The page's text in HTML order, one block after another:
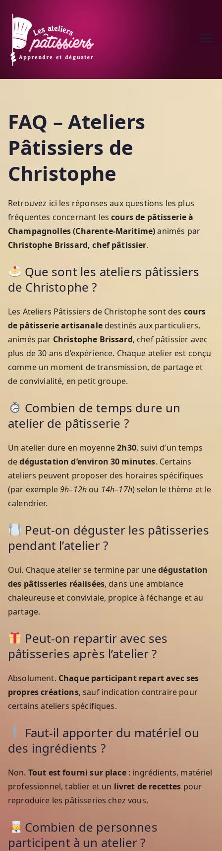
contenu
Les ateliers pâtissiers de
FAQ – Ateliers
Pâtissiers de
Christophe
Retrouvez ici les réponses aux questions les plus
fréquentes concernant lescours de pâtisserie à
Champagnolles (Charente-Maritime)animés par
Christophe Brissard, chef pâtissier.
Que sont les ateliers pâtissiers
de Christophe ?
Les Ateliers Pâtissiers de Christophe sont des cours
de pâtisserie artisanaledestinés aux particuliers,
animés par Christophe Brissard, chef pâtissier avec
plus de 30 ans d’expérience. Chaque atelier est conçu
comme un moment de transmission, de partage et
de convivialité, en petit groupe.
Combien de temps dure un
atelier de pâtisserie ?
Un atelier dure en moyenne2h30, suivi d’un temps
dedégustation d’environ 30 minutes. Certains
ateliers peuvent proposer des horaires spécifiques
(par exemple9h–12h ou 14h–17h) selon le thème et le
calendrier.
Peut-on déguster les pâtisseries
pendant l’atelier ?
Oui. Chaque atelier se termine par unedégustation
des pâtisseries réalisées, dans une ambiance
chaleureuse et conviviale, propice à l’échange et au
partage.
Peut-on repartir avec ses
pâtisseries après l’atelier ?
Absolument. Chaque participant repart avec ses
propres créations, sauf indication contraire pour
certains ateliers spécifiques.
Faut-il apporter du matériel ou
des ingrédients ?
Non. Tout est fourni sur place: ingrédients, matériel
professionnel, tablier et un livret de recettes pour
reproduire les pâtisseries chez vous.
Combien de personnes
participent à un atelier ?